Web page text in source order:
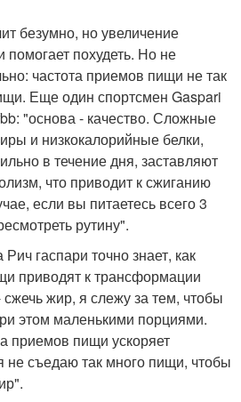
безумно, но увеличение
похудеть. Но не
частота приемов пищи не так
Еще один спортсмен Gaspari
"основа - качество. Сложные
и низкокалорийные белки,
в течение дня, заставляют
что приводит к сжиганию
если вы питаетесь всего 3
рутину".
гаспари точно знает, как
приводят к трансформации
жир, я слежу за тем, чтобы
этом маленькими порциями.
приемов пищи ускоряет
не съедаю так много пищи, чтобы